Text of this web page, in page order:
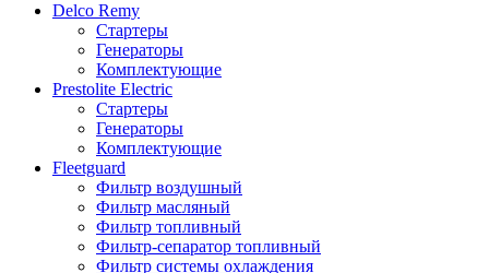
Delco Remy
Стартеры
Генераторы
Комплектующие
Prestolite Electric
Стартеры
Генераторы
Комплектующие
Fleetguard
Фильтр воздушный
Фильтр масляный
Фильтр топливный
Фильтр-сепаратор топливный
Фильтр системы охлаждения